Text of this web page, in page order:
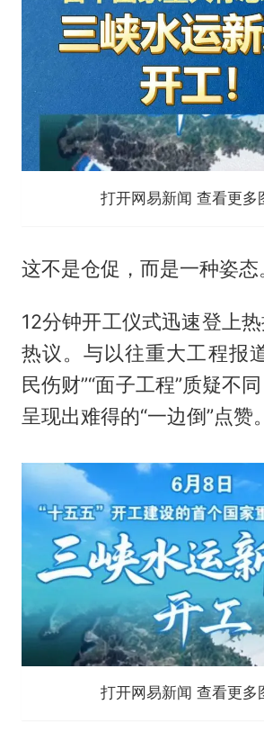
打开网易新闻 查看更多
这不是仓促，而是一种姿态
12分钟开工仪式迅速登上
热议。与以往重大工程报
民伤财”“面子工程”质疑不
呈现出难得的“一边倒”点赞。
打开网易新闻 查看更多